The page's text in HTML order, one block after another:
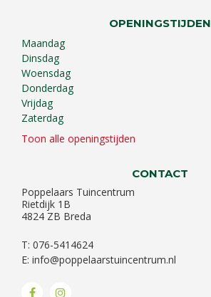
OPENINGSTIJDEN
Maandag
Dinsdag
Woensdag
Donderdag
Vrijdag
Zaterdag
Toon alle openingstijden
CONTACT
Poppelaars Tuincentrum
Rietdijk 1B
4824 ZB Breda
T: 076-5414624
E: info@poppelaarstuincentrum.nl